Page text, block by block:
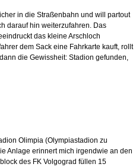
in die Straßenbahn und will partout
darauf hin weiterzufahren. Das
das kleine Arschloch
dem Sack eine Fahrkarte kauft, rollt
die Gewissheit: Stadion gefunden,
Olimpia (Olympiastadion zu
Anlage erinnert mich irgendwie an den
des FK Volgograd füllen 15